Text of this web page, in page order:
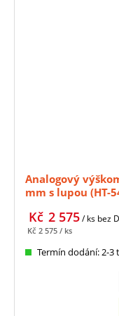
Analogový
mm s lupou (HT-
2 575
Kč / ks bez
2 575
Kč / ks
Termín dodání: 2-3